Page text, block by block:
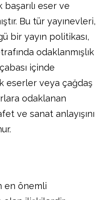
eser ve
Bu tür yayınevleri,
bir yayın politikası,
odaklanmışlık
içinde
eserler veya çağdaş
odaklanan
ve sanat anlayışını
en önemli